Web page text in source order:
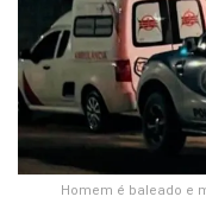
Homem é baleado e